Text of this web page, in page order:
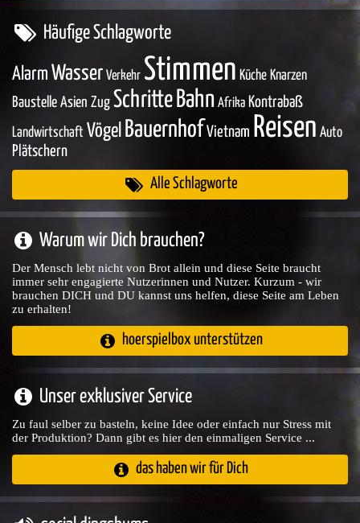
Häufige Schlagworte
Alarm Wasser Verkehr Stimmen Küche Knarzen
Baustelle Asien Zug Schritte Bahn Afrika Kontrabaß
Landwirtschaft Vögel Bauernhof Vietnam Reisen Auto
Plätschern
Alle Schlagworte
Warum wir Dich brauchen?
Der Mensch lebt nicht von Brot allein und diese Seite braucht
immer sehr engagierte Nutzerinnen und Nutzer. Kurzum - wir
brauchen DICH und DU kannst uns helfen, diese Seite am Leben
zu erhalten!
hoerspielbox unterstützen
Unser exklusiver Service
Zu faul selber zu basteln, keine Idee oder einfach nur Stress mit
der Produktion? Dann gibt es hier den einmaligen Service ...
das haben wir für Dich